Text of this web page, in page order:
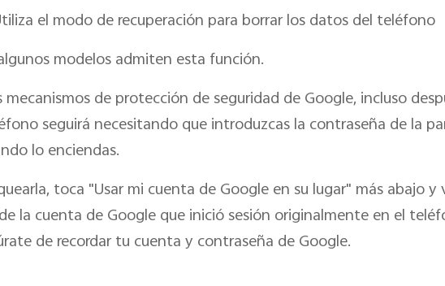
el modo de recuperación para borrar los datos del teléfono
modelos admiten esta función.
mecanismos de protección de seguridad de Google, incluso
seguirá necesitando que introduzcas la contraseña de la
lo enciendas.
toca "Usar mi cuenta de Google en su lugar" más abajo y
la cuenta de Google que inició sesión originalmente en el
de recordar tu cuenta y contraseña de Google.